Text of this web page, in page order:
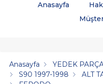
Anasayfa
Anasayfa
YEDEK
S90 1997-1998
ALT